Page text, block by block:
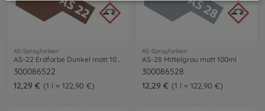
AS-Sprayfarben
AS-22 Erdfarbe Dunkel matt 100ml
300086522
12,29 €
1 l = 122,90 €
AS-Sprayfarben
AS-28 Mittelgrau matt 100ml
300086528
12,29 €
1 l = 122,90 €